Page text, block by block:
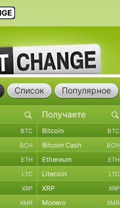
Список Популярное
BTC Bitcoin BTC
BCH Bitcoin Cash BCH
ETH Ethereum ETH
LTC Litecoin LTC
XRP XRP XRP
XMR Monero XMR